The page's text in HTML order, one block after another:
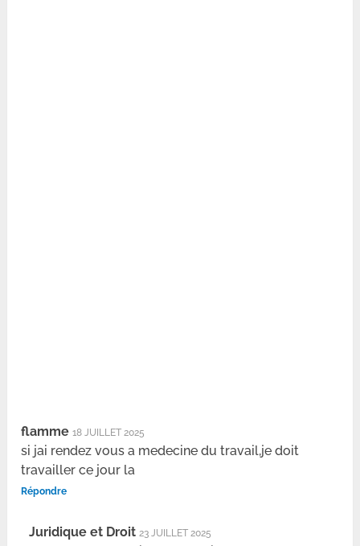
flamme 18 JUILLET 2025
si jai rendez vous a medecine du travail,je doit
travailler ce jour la
Répondre
Juridique et Droit 23 JUILLET 2025